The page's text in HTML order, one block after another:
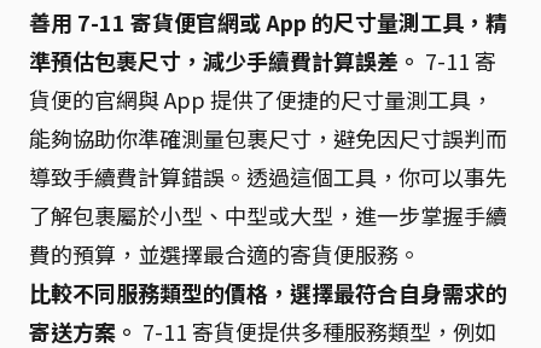
善用 7-11 寄貨便官網或 App 的尺寸量測工具，精
準預估包裹尺寸，減少手續費計算誤差。 7-11 寄
貨便的官網與 App 提供了便捷的尺寸量測工具，
能夠協助你準確測量包裹尺寸，避免因尺寸誤判而
導致手續費計算錯誤。透過這個工具，你可以事先
了解包裹屬於小型、中型或大型，進一步掌握手續
費的預算，並選擇最合適的寄貨便服務。
比較不同服務類型的價格，選擇最符合自身需求的
寄送方案。 7-11 寄貨便提供多種服務類型，例如